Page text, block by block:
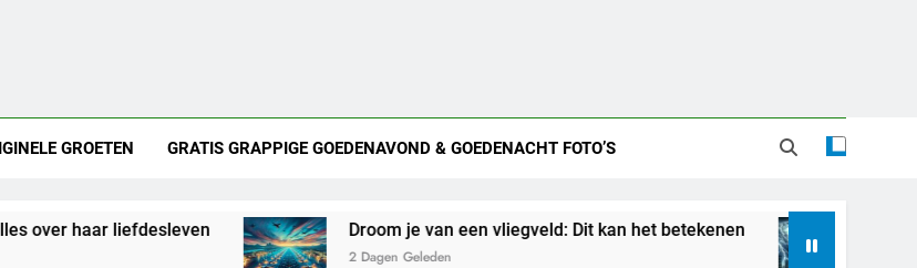
GROETEN GRATIS GRAPPIGE GOEDENAVOND & GOEDENACHT FOTO’S
liefdesleven Droom je van een vliegveld: Dit kan het betekenen
2 Dagen Geleden 4 Dagen Geleden